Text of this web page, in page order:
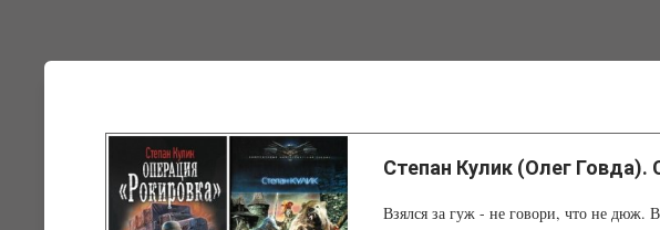
Степан Кулик (Олег Говда).
Взялся за гуж - не говори, что не дюж.